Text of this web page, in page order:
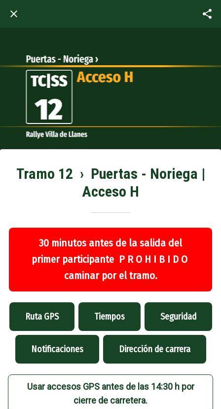
Tramo 12 › Puertas - Noriega |
Acceso H
30 minutos antes de la salida del
primer participante P R O H I B I D O
caminar por el tramo.
Ruta GPS Tiempos Seguridad
Notificaciones Dirección de carrera
Usar accesos GPS antes de las 14:30 h por
cierre de carretera.